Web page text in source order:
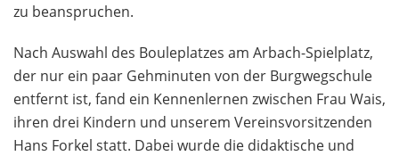
zu beanspruchen.
Nach Auswahl des Bouleplatzes am Arbach-Spielplatz,
der nur ein paar Gehminuten von der Burgwegschule
entfernt ist, fand ein Kennenlernen zwischen Frau Wais,
ihren drei Kindern und unserem Vereinsvorsitzenden
Hans Forkel statt. Dabei wurde die didaktische und